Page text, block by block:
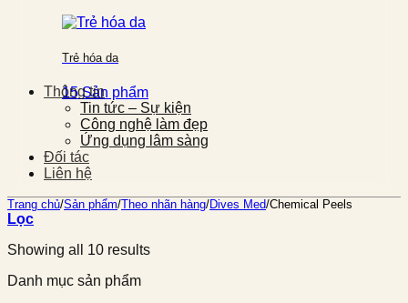
Trẻ hóa da
15 Sản phẩm
Thông tin
Tin tức – Sự kiện
Công nghệ làm đẹp
Ứng dụng lâm sàng
Đối tác
Liên hệ
Trang chủ/Sản phẩm/Theo nhãn hàng/Dives Med/Chemical Peels
Lọc
Showing all 10 results
Danh mục sản phẩm